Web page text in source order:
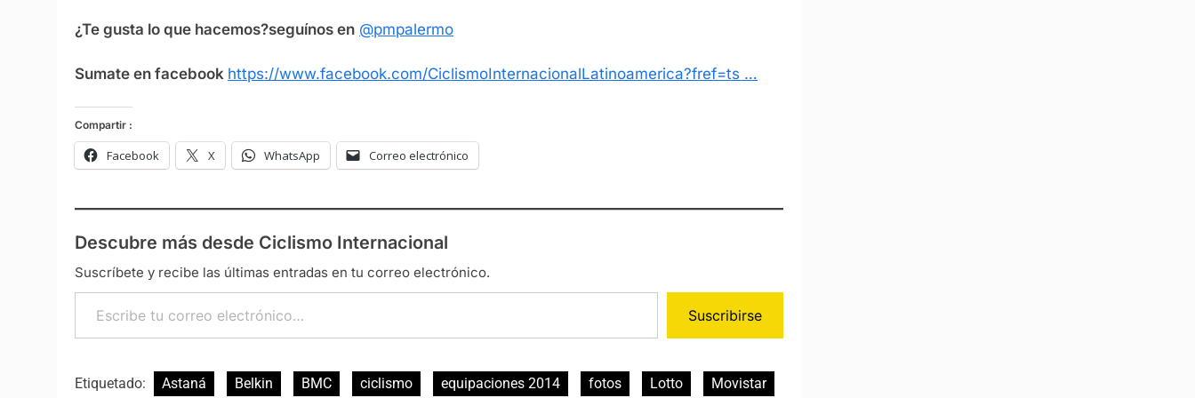
¿Te gusta lo que hacemos?seguínos en @pmpalermo
Sumate en facebook https://www.facebook.com/CiclismoInternacionalLatinoamerica?fref=ts …
Compartir :
Facebook X WhatsApp Correo electrónico
Descubre más desde Ciclismo Internacional
Suscríbete y recibe las últimas entradas en tu correo electrónico.
Escribe tu correo electrónico…
Suscribirse
Etiquetado: Astaná Belkin BMC ciclismo equipaciones 2014 fotos Lotto Movistar